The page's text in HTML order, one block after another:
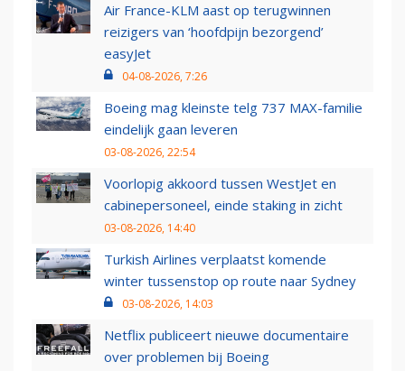
Air France-KLM aast op terugwinnen
reizigers van ‘hoofdpijn bezorgend’
easyJet
04-08-2026, 7:26
Boeing mag kleinste telg 737 MAX-familie
eindelijk gaan leveren
03-08-2026, 22:54
Voorlopig akkoord tussen WestJet en
cabinepersoneel, einde staking in zicht
03-08-2026, 14:40
Turkish Airlines verplaatst komende
winter tussenstop op route naar Sydney
03-08-2026, 14:03
Netflix publiceert nieuwe documentaire
over problemen bij Boeing